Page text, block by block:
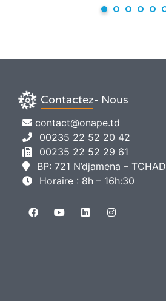
Contactez- Nous
contact@onape.td
00235 22 52 20 42
00235 22 52 29 61
BP: 721 N’djamena – TCHAD
Horaire : 8h – 16h:30